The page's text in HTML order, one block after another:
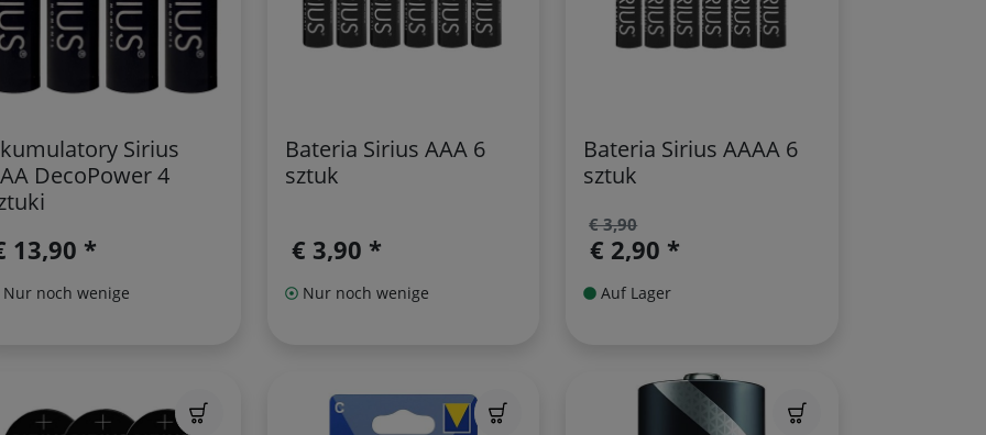
Sirius
DecoPower 4
13,90 *
Nur noch wenige
Bateria Sirius AAA 6
sztuk
€ 3,90 *
Nur noch wenige
Bateria Sirius AAAA 6
sztuk
€ 3,90
€ 2,90 *
Auf Lager